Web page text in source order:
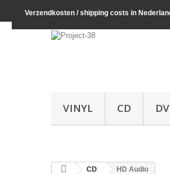
Verzendkosten / shipping costs in
VINYL CD
CD HD Audio